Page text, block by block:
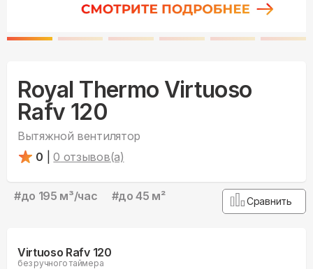
Royal Thermo Virtuoso
Rafv 120
Вытяжной вентилятор
0
0 отзывов(а)
#до 195 м³/час #до 45 м² Сравнить
Virtuoso Rafv 120
без ручного таймера